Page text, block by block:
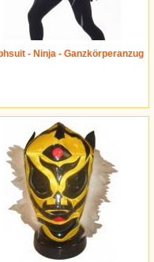
- Ninja - Ganzkörperanzug